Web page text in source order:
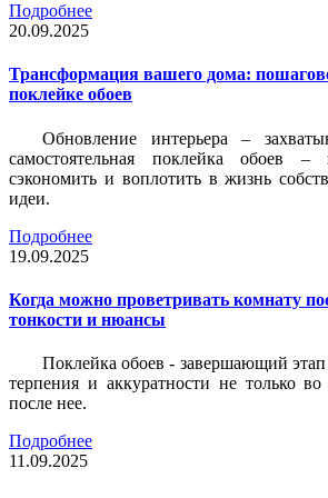
Подробнее
20.09.2025
Трансформация вашего дома:
поклейке обоев
Обновление интерьера –
самостоятельная поклейка обоев –
сэкономить и воплотить в жизнь
идеи.
Подробнее
19.09.2025
Когда можно проветривать комнату
тонкости и нюансы
Поклейка обоев - завершающий
терпения и аккуратности не только
после нее.
Подробнее
11.09.2025